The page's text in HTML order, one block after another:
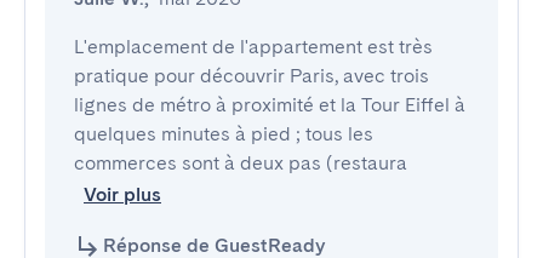
L'emplacement de l'appartement est très
pratique pour découvrir Paris, avec trois
lignes de métro à proximité et la Tour Eiffel à
quelques minutes à pied ; tous les
commerces sont à deux pas (restaura
Voir plus
Réponse de GuestReady